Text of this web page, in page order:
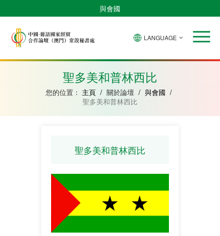
與會國
安
比
紹
內
亞
克
LANGUAGE
聖多美和普林西比
您的位置： 主頁 / 關於論壇 / 與會國 /
聖多美和普林西比
聖多美和普林西比